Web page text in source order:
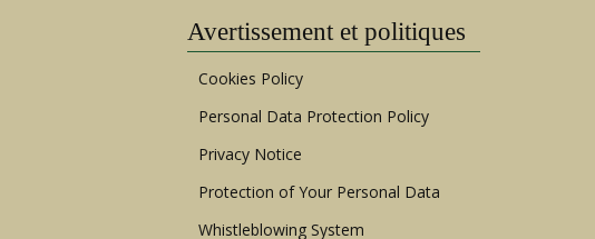
Avertissement et politiques
Cookies Policy
Personal Data Protection Policy
Privacy Notice
Protection of Your Personal Data
Whistleblowing System